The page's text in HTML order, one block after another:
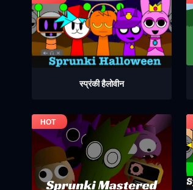
स्प्रंकी हैलोवीन